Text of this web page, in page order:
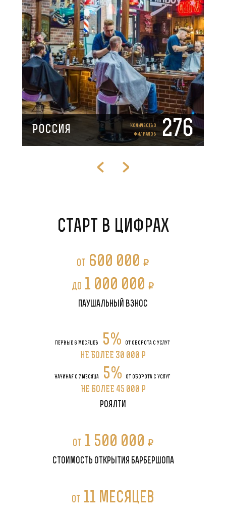
Россия
Количество
филиалов
276
Старт в цифрах
от 600 000 P
до 1 000 000 P
паушальный взнос
ПЕРВЫЕ 6 МЕСЯЦЕВ 5% ОТ ОБОРОТА С УСЛУГ
НЕ БОЛЕЕ 30 000 P
НАЧИНАЯ С 7 МЕСЯЦА 5% ОТ ОБОРОТА С УСЛУГ
НЕ БОЛЕЕ 45 000 P
роялти
от 1 500 000 P
стоимость открытия барбершопа
от 11 месяцев